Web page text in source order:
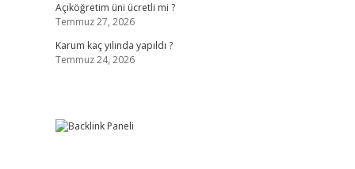
Açıköğretim üni ücretli mi ?
Temmuz 27, 2026
Karum kaç yılında yapıldı ?
Temmuz 24, 2026